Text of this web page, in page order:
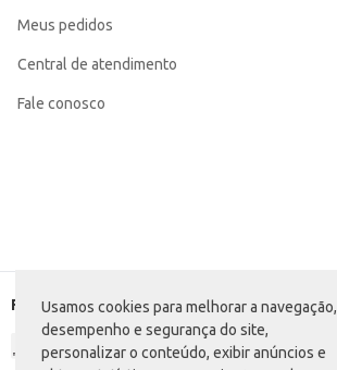
Usamos cookies para melhorar a navegação,
desempenho e segurança do site,
personalizar o conteúdo, exibir anúncios e
Meus pedidos
Central de atendimento
Fale conosco
Formas de pagamento